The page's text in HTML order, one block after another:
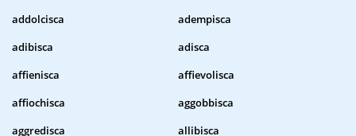
addolcisca
adempisca
adibisca
adisca
affienisca
affievolisca
affiochisca
aggobbisca
aggredisca
allibisca